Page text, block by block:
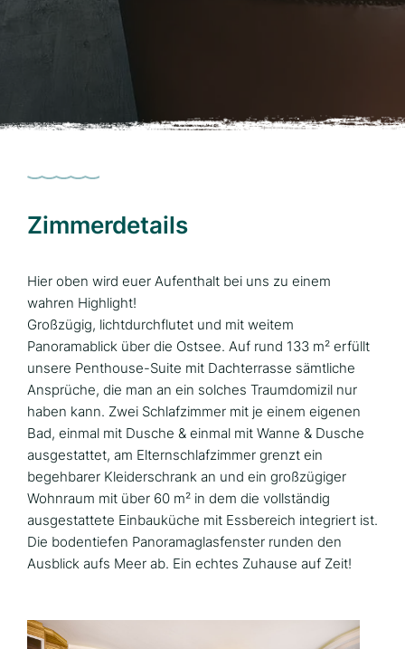
Zimmerdetails
Hier oben wird euer Aufenthalt bei uns zu einem
wahren Highlight!
Großzügig, lichtdurchflutet und mit weitem
Panoramablick über die Ostsee. Auf rund 133 m² erfüllt
unsere Penthouse-Suite mit Dachterrasse sämtliche
Ansprüche, die man an ein solches Traumdomizil nur
haben kann. Zwei Schlafzimmer mit je einem eigenen
Bad, einmal mit Dusche & einmal mit Wanne & Dusche
ausgestattet, am Elternschlafzimmer grenzt ein
begehbarer Kleiderschrank an und ein großzügiger
Wohnraum mit über 60 m² in dem die vollständig
ausgestattete Einbauküche mit Essbereich integriert ist.
Die bodentiefen Panoramaglasfenster runden den
Ausblick aufs Meer ab. Ein echtes Zuhause auf Zeit!